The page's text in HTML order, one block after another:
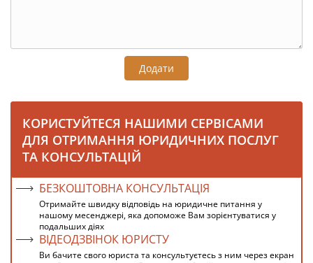
Додати
КОРИСТУЙТЕСЯ НАШИМИ СЕРВІСАМИ
ДЛЯ ОТРИМАННЯ ЮРИДИЧНИХ ПОСЛУГ
ТА КОНСУЛЬТАЦІЙ
БЕЗКОШТОВНА КОНСУЛЬТАЦІЯ
Отримайте швидку відповідь на юридичне питання у
нашому месенджері, яка допоможе Вам зорієнтуватися у
подальших діях
ВІДЕОДЗВІНОК ЮРИСТУ
Ви бачите свого юриста та консультуєтесь з ним через екран